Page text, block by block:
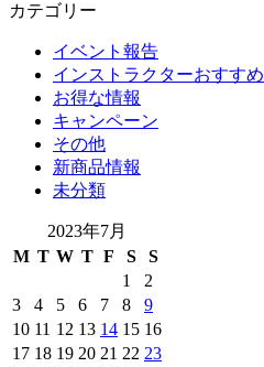
カテゴリー
イベント報告
インストラクターおすすめ
お得な情報
キャンペーン
その他
新商品情報
未分類
2023年7月
M T W T F S
S
1
2
3
4 5 6 7 8
9
10 11 12 13 14 15 16
17 18 19 20 21 22 23